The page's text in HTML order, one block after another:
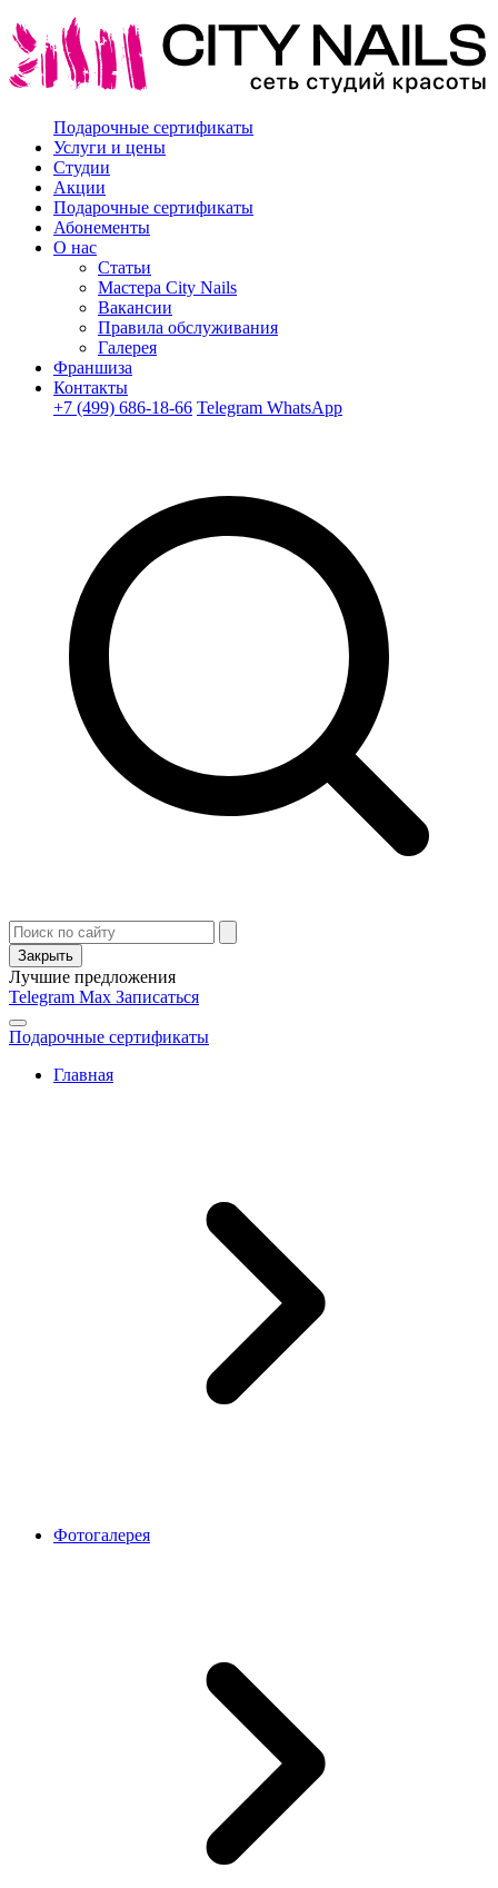
Подарочные сертификаты
Услуги и цены
Студии
Акции
Подарочные сертификаты
Абонементы
О нас
Статьи
Мастера City Nails
Вакансии
Правила обслуживания
Галерея
Франшиза
Контакты
+7 (499) 686-18-66 Telegram WhatsApp
Закрыть
Лучшие предложения
Telegram Max Записаться
Подарочные сертификаты
Главная
Фотогалерея